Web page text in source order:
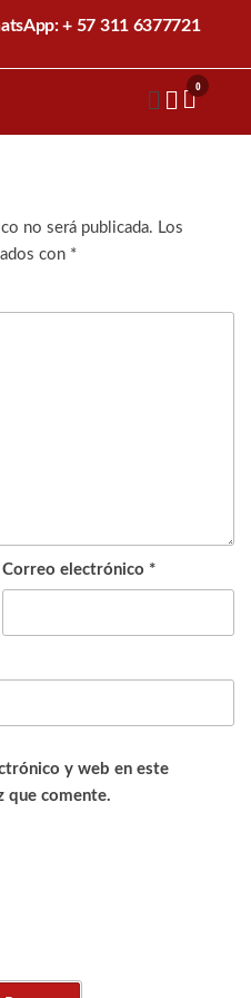
+ 57 311 6377721
0
no será publicada. Los
con *
Correo electrónico *
y web en este
que comente.